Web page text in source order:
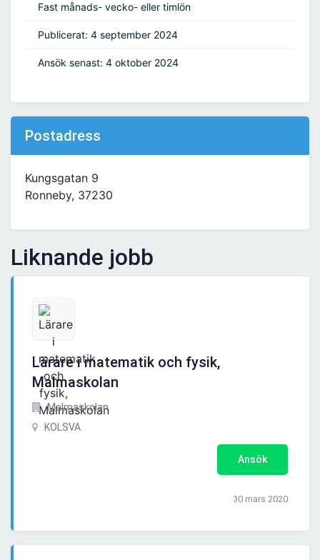
Fast månads- vecko- eller timlön
Publicerat: 4 september 2024
Ansök senast: 4 oktober 2024
Postadress
Kungsgatan 9
Ronneby, 37230
Liknande jobb
Lärare i matematik och fysik,
Malmaskolan
Malmaskolan
KOLSVA
Ansök
30 mars 2020